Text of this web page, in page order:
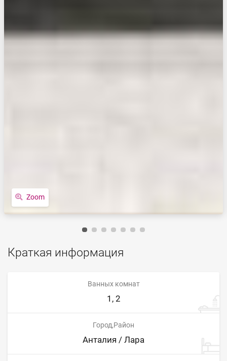
Zoom
Краткая информация
Ванных комнат
1, 2
Город,Район
Анталия / Лара